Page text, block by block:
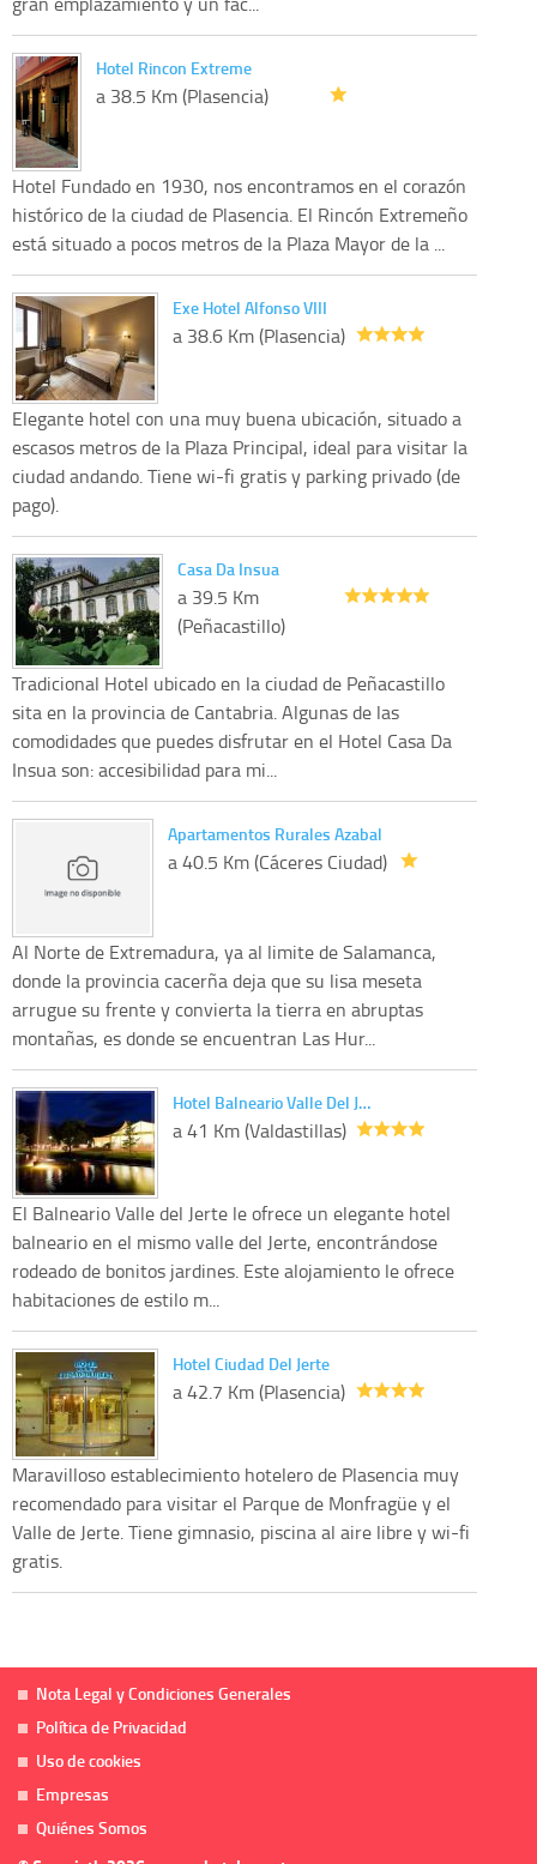
Hotel Rincon Extreme
a 38.5 Km (Plasencia)
Hotel Fundado en 1930, nos encontramos en el corazón
histórico de la ciudad de Plasencia. El Rincón Extremeño
está situado a pocos metros de la Plaza Mayor de la ...
Exe Hotel Alfonso VIII
a 38.6 Km (Plasencia)
Elegante hotel con una muy buena ubicación, situado a
escasos metros de la Plaza Principal, ideal para visitar la
ciudad andando. Tiene wi-fi gratis y parking privado (de
pago).
Casa Da Insua
a 39.5 Km
(Peñacastillo)
Tradicional Hotel ubicado en la ciudad de Peñacastillo
sita en la provincia de Cantabria. Algunas de las
comodidades que puedes disfrutar en el Hotel Casa Da
Insua son: accesibilidad para mi...
Apartamentos Rurales Azabal
a 40.5 Km (Cáceres Ciudad)
Al Norte de Extremadura, ya al limite de Salamanca,
donde la provincia cacerña deja que su lisa meseta
arrugue su frente y convierta la tierra en abruptas
montañas, es donde se encuentran Las Hur...
Hotel Balneario Valle Del J…
a 41 Km (Valdastillas)
El Balneario Valle del Jerte le ofrece un elegante hotel
balneario en el mismo valle del Jerte, encontrándose
rodeado de bonitos jardines. Este alojamiento le ofrece
habitaciones de estilo m...
Hotel Ciudad Del Jerte
a 42.7 Km (Plasencia)
Maravilloso establecimiento hotelero de Plasencia muy
recomendado para visitar el Parque de Monfragüe y el
Valle de Jerte. Tiene gimnasio, piscina al aire libre y wi-fi
gratis.
Nota Legal y Condiciones Generales
Política de Privacidad
Uso de cookies
Empresas
Quiénes Somos